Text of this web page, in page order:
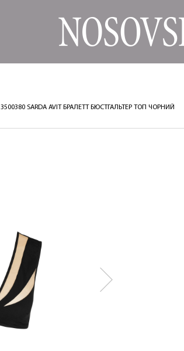
3500380 SARDA AVIT БРАЛЕТТ БЮСТГАЛЬТЕР ТОП ЧОРНИЙ